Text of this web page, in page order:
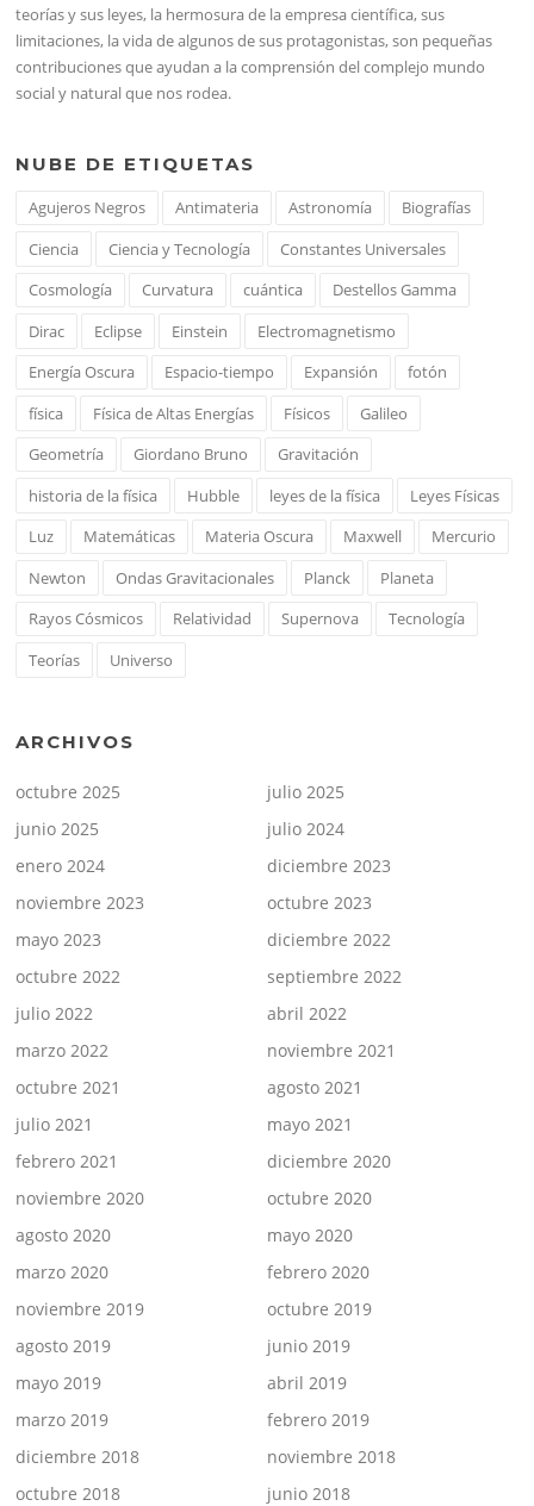
teorías y sus leyes, la hermosura de la empresa científica, sus
limitaciones, la vida de algunos de sus protagonistas, son pequeñas
contribuciones que ayudan a la comprensión del complejo mundo
social y natural que nos rodea.
NUBE DE ETIQUETAS
Agujeros Negros Antimateria Astronomía
Biografías
Ciencia
Ciencia y Tecnología
Constantes Universales
Cosmología
Curvatura cuántica
Destellos Gamma
Dirac
Eclipse Einstein
Electromagnetismo
Energía Oscura
Espacio-tiempo Expansión
fotón
física
Física de Altas Energías Físicos
Galileo
Geometría
Giordano Bruno
Gravitación
historia de la física
Hubble leyes de la física
Leyes Físicas
Luz
Matemáticas Materia Oscura Maxwell
Mercurio
Newton
Ondas Gravitacionales Planck
Planeta
Rayos Cósmicos
Relatividad Supernova
Tecnología
Teorías
Universo
ARCHIVOS
octubre 2025
julio 2025
junio 2025
julio 2024
enero 2024
diciembre 2023
noviembre 2023
octubre 2023
mayo 2023
diciembre 2022
octubre 2022
septiembre 2022
julio 2022
abril 2022
marzo 2022
noviembre 2021
octubre 2021
agosto 2021
julio 2021
mayo 2021
febrero 2021
diciembre 2020
noviembre 2020
octubre 2020
agosto 2020
mayo 2020
marzo 2020
febrero 2020
noviembre 2019
octubre 2019
agosto 2019
junio 2019
mayo 2019
abril 2019
marzo 2019
febrero 2019
diciembre 2018
noviembre 2018
octubre 2018
junio 2018